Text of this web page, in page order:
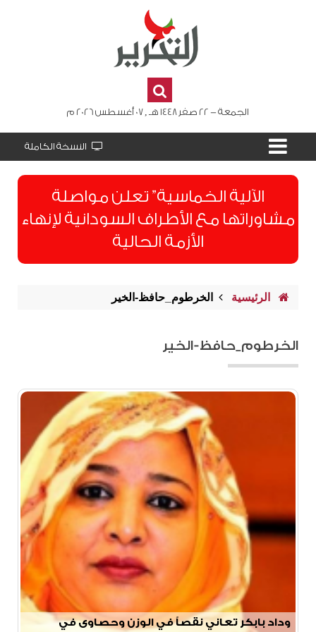
الجمعة - 22 صفر 1448 هـ , 07 أغسطس 2026 م
النسخة الكاملة
الآلية الخماسية” تعلن مواصلة
مشاوراتها مع الأطراف السودانية لإنهاء
الأزمة الحالية
الرئيسية الخرطوم_حافظ-الخير
الخرطوم_حافظ-الخير
وداد بابكر تعاني نقصاً في الوزن وحصاوى في